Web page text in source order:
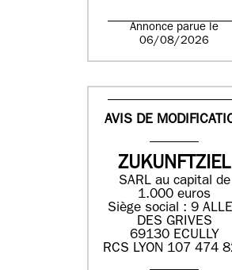
Annonce parue le
06/08/2026
AVIS DE
ZUKUNFTZIEL
SARL au capital de
1.000 euros
Siège social : 9
DES GRIVES
69130 ECULLY
RCS LYON 107 474